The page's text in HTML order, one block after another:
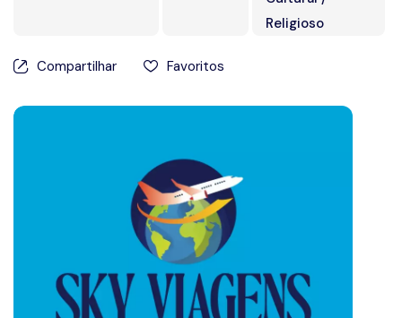
Religioso
Compartilhar Favoritos